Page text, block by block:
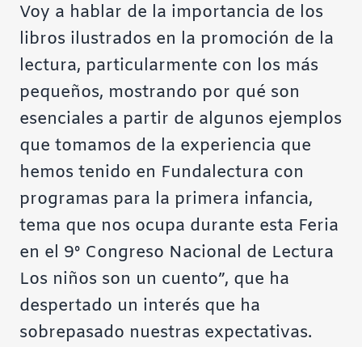
Voy a hablar de la importancia de los
libros ilustrados en la promoción de la
lectura, particularmente con los más
pequeños, mostrando por qué son
esenciales a partir de algunos ejemplos
que tomamos de la experiencia que
hemos tenido en Fundalectura con
programas para la primera infancia,
tema que nos ocupa durante esta Feria
en el 9º Congreso Nacional de Lectura
Los niños son un cuento”, que ha
despertado un interés que ha
sobrepasado nuestras expectativas.